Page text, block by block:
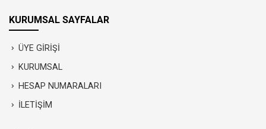
KURUMSAL SAYFALAR
ÜYE GİRİŞİ
KURUMSAL
HESAP NUMARALARI
İLETİŞİM